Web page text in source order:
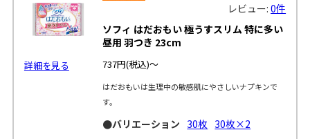
詳細を見る
レビュー:0件
ソフィ はだおもい 極うすスリム 特に多い
昼用 羽つき 23cm
737円(税込)～
はだおもいは生理中の敏感肌にやさしいナプキンで
す。
●バリエーション 30枚 30枚×2